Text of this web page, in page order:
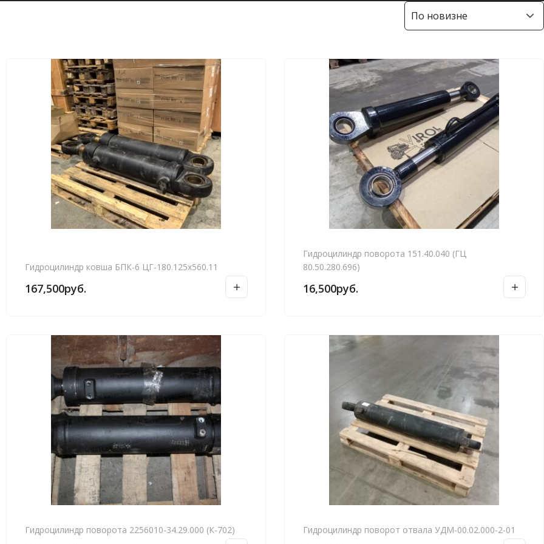
Гидроцилиндр ковша БПК-6 ЦГ-180.125х560.11
167,500руб.
Гидроцилиндр поворота 151.40.040 (ГЦ
80.50.280.696)
16,500руб.
Гидроцилиндр поворота 2256010-34.29.000 (К-702) Гидроцилиндр поворот отвала УДМ-00.02.000-2-01